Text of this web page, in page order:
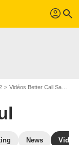
profil search
Vidéos Better Call Saul
News